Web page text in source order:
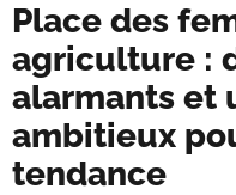
Place des
agriculture :
alarmants et
ambitieux
tendance